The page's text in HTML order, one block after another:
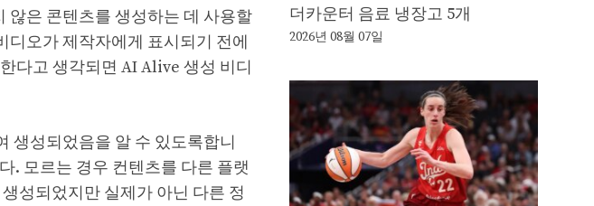
않은 콘텐츠를 생성하는 데 사용할
오가 제작자에게 표시되기 전에
다고 생각되면 AI Alive 생성 비디
생성되었음을 알 수 있도록합니
. 모르는 경우 컨텐츠를 다른 플랫
성되었지만 실제가 아닌 다른 정
더카운터 음료 냉장고 5개
2026년 08월 07일